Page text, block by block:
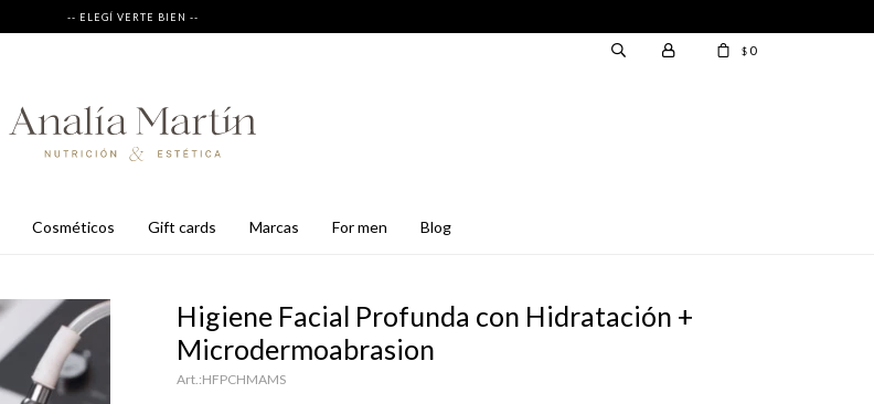
-- ELEGÍ VERTE BIEN --
cosméticos gift cards marcas for men blog
$ 0
Higiene Facial Profunda con Hidratación +
Microdermoabrasion
HFPCHMAMS